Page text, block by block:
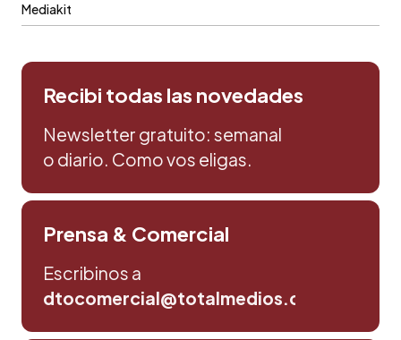
Mediakit
Recibi todas las novedades
Newsletter gratuito: semanal
o diario. Como vos eligas.
Prensa & Comercial
Escribinos a
dtocomercial@totalmedios.com